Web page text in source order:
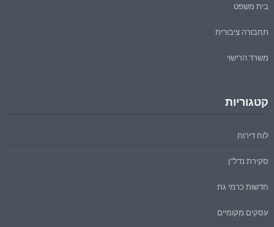
בית משפט
תחבורה ציבורית
משרד הרישוי
קטגוריות
לוח דירות
סקירת נדל"ן
חדשות כרמי גת
עסקים מקומיים